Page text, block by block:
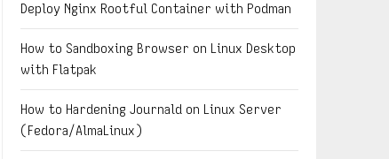
Deploy Nginx Rootful Container with Podman
How to Sandboxing Browser on Linux Desktop
with Flatpak
How to Hardening Journald on Linux Server
(Fedora/AlmaLinux)